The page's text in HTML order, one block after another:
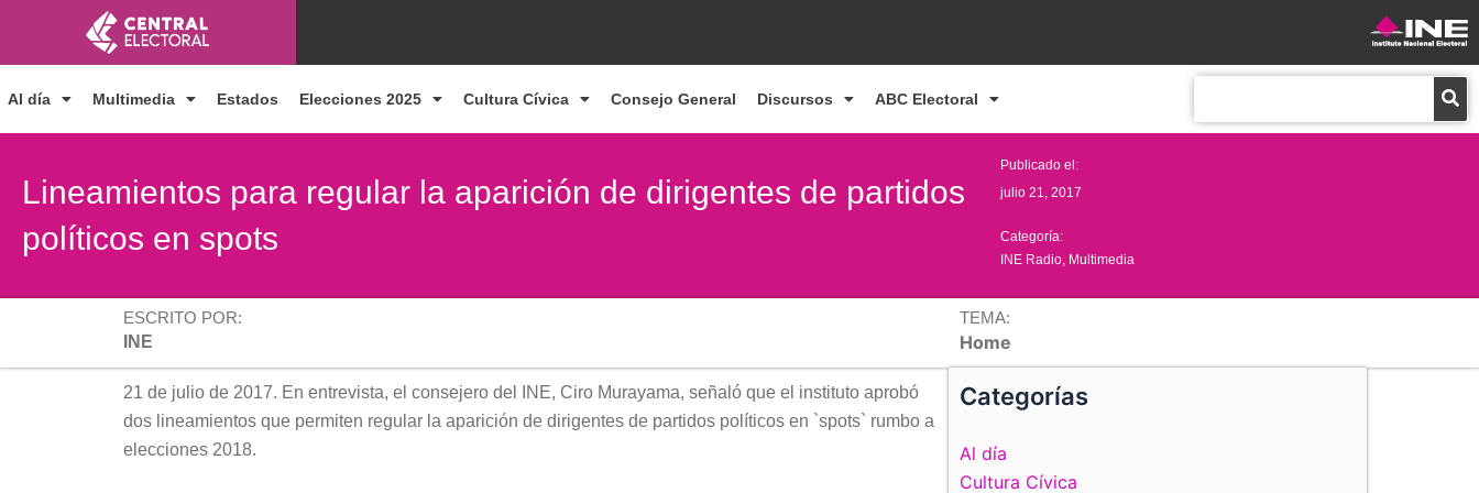
contenido
Al día Multimedia Estados Elecciones 2025 Cultura Cívica Consejo General Discursos ABC Electoral
Lineamientos para regular la aparición de dirigentes de partidos
políticos en spots
Publicado el:
julio 21, 2017
Categoría:
INE Radio Multimedia
ESCRITO POR:
INE
TEMA:
Home
21 de julio de 2017. En entrevista, el consejero del INE, Ciro Murayama, señaló que el instituto aprobó
dos lineamientos que permiten regular la aparición de dirigentes de partidos políticos en `spots` rumbo a
elecciones 2018.
Categorías
Al día
Cultura Cívica